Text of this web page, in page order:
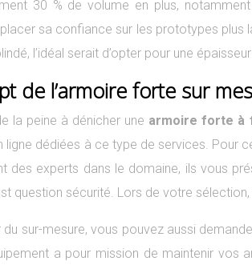
30 % de volume en plus,
sa confiance sur les prototypes plus
l’idéal serait d’opter pour une
de l’armoire forte sur
la peine à dénicher une armoire forte à
ligne dédiées à ce type de services. Pour
des experts dans le domaine, ils vous
question sécurité. Lors de votre
du sur-mesure, vous pouvez aussi
a pour mission de maintenir